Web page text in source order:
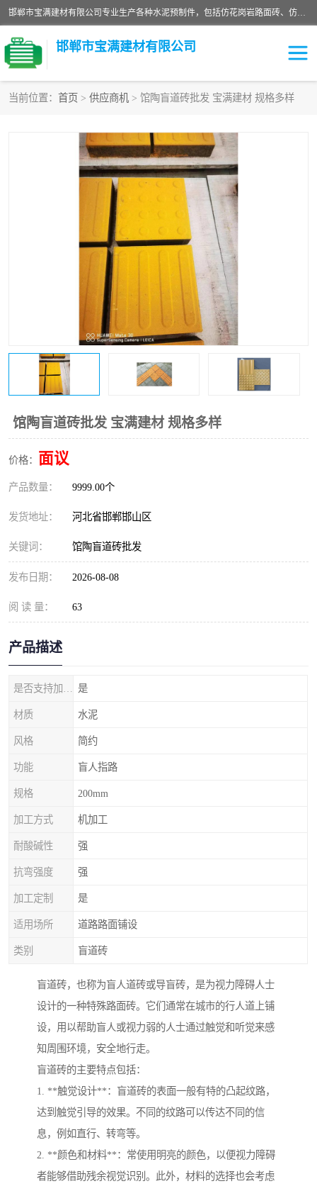
邯郸市宝满建材有限公司专业生产各种水泥预制件，包括仿花岗岩路面砖、仿花岗岩人行道砖、仿花岗岩路侧石、烧结砖、植草砖、码头砖连锁块、仿花岗岩路侧石、沙井盖、水泥盖板等各种水泥制品
邯郸市宝满建材有限公司
当前位置： 首页 > 供应商机 > 馆陶盲道砖批发 宝满建材 规格多样
馆陶盲道砖批发 宝满建材 规格多样
价格： 面议
产品数量： 9999.00个
发货地址： 河北省邯郸邯山区
关键词： 馆陶盲道砖批发
发布日期： 2026-08-08
阅 读 量： 63
产品描述
是
材质 水泥
风格 简约
功能 盲人指路
规格 200mm
加工方式 机加工
耐酸碱性 强
抗弯强度 强
加工定制 是
适用场所 道路路面铺设
类别 盲道砖
盲道砖，也称为盲人道砖或导盲砖，是为视力障碍人士
设计的一种特殊路面砖。它们通常在城市的行人道上铺
设，用以帮助盲人或视力弱的人士通过触觉和听觉来感
知周围环境，安全地行走。
盲道砖的主要特点包括：
1. **触觉设计**：盲道砖的表面一般有特的凸起纹路，
达到触觉引导的效果。不同的纹路可以传达不同的信
息，例如直行、转弯等。
2. **颜色和材料**：常使用明亮的颜色，以便视力障碍
者能够借助残余视觉识别。此外，材料的选择也会考虑
混凝土路沿石
便道砖
盲道砖
pc仿石砖